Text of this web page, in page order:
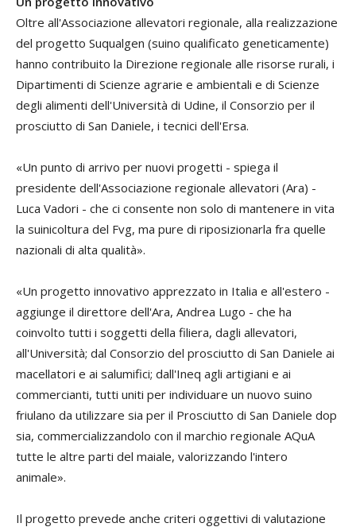
Oltre all'Associazione allevatori regionale, alla realizzazione
del progetto Suqualgen (suino qualificato geneticamente)
hanno contribuito la Direzione regionale alle risorse rurali, i
Dipartimenti di Scienze agrarie e ambientali e di Scienze
degli alimenti dell'Università di Udine, il Consorzio per il
prosciutto di San Daniele, i tecnici dell'Ersa.
«Un punto di arrivo per nuovi progetti - spiega il
presidente dell'Associazione regionale allevatori (Ara) -
Luca Vadori - che ci consente non solo di mantenere in vita
la suinicoltura del Fvg, ma pure di riposizionarla fra quelle
nazionali di alta qualità».
«Un progetto innovativo apprezzato in Italia e all'estero -
aggiunge il direttore dell'Ara, Andrea Lugo - che ha
coinvolto tutti i soggetti della filiera, dagli allevatori,
all'Università; dal Consorzio del prosciutto di San Daniele ai
macellatori e ai salumifici; dall'Ineq agli artigiani e ai
commercianti, tutti uniti per individuare un nuovo suino
friulano da utilizzare sia per il Prosciutto di San Daniele dop
sia, commercializzandolo con il marchio regionale AQuA
tutte le altre parti del maiale, valorizzando l'intero
animale».
Il progetto prevede anche criteri oggettivi di valutazione